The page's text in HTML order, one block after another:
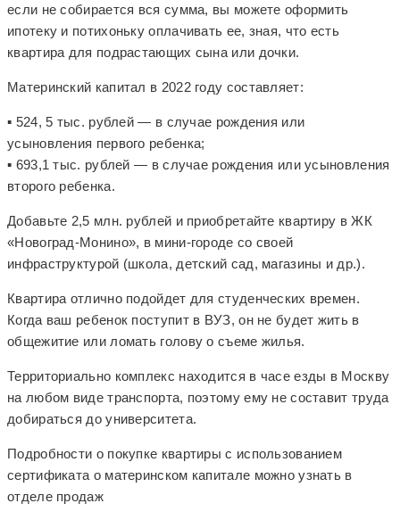
если не собирается вся сумма, вы можете оформить
ипотеку и потихоньку оплачивать ее, зная, что есть
квартира для подрастающих сына или дочки.
Материнский капитал в 2022 году составляет:
▪️ 524, 5 тыс. рублей — в случае рождения или
усыновления первого ребенка;
▪️ 693,1 тыс. рублей — в случае рождения или усыновления
второго ребенка.
Добавьте 2,5 млн. рублей и приобретайте квартиру в ЖК
«Новоград-Монино», в мини-городе со своей
инфраструктурой (школа, детский сад, магазины и др.).
Квартира отлично подойдет для студенческих времен.
Когда ваш ребенок поступит в ВУЗ, он не будет жить в
общежитие или ломать голову о съеме жилья.
Территориально комплекс находится в часе езды в Москву
на любом виде транспорта, поэтому ему не составит труда
добираться до университета.
Подробности о покупке квартиры с использованием
сертификата о материнском капитале можно узнать в
отделе продаж